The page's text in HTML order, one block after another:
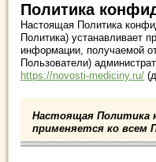
Политика
Настоящая Политика
Политика) устанавливает
информации, получаемой
Пользователи)
https://novosti-mediciny.ru/
Настоящая Политика
применяется ко всем